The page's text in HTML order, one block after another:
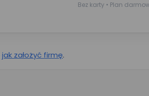
Bez karty • Plan
jak założyć firmę.
projektu. Zgoda jest dobrowolna i może być w
danych osobowych.